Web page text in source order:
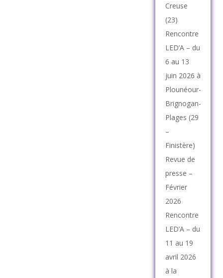
Creuse
(23)
Rencontre
LED’A – du
6 au 13
juin 2026 à
Plounéour-
Brignogan-
Plages (29
–
Finistère)
Revue de
presse –
Février
2026
Rencontre
LED’A – du
11 au 19
avril 2026
à la